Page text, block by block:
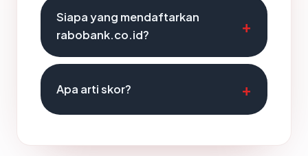
Siapa yang mendaftarkan
rabobank.co.id?
Apa arti skor?